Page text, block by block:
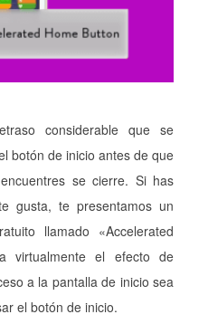
considerable que se
botón de inicio antes de que
se cierre. Si has
gusta, te presentamos un
llamado «Accelerated
virtualmente el efecto de
a la pantalla de inicio sea
el botón de inicio.